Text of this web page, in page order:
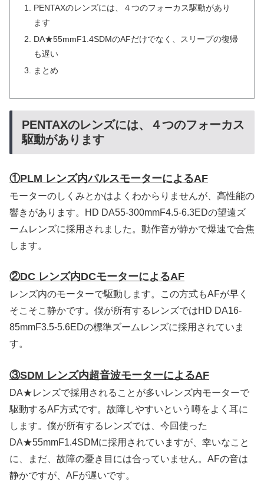
PENTAXのレンズには、４つのフォーカス駆動があり
ます
DA★55mmF1.4SDMのAFだけでなく、スリープの復帰
も遅い
まとめ
PENTAXのレンズには、４つのフォーカス
駆動があります
①PLM レンズ内パルスモーターによるAF
モーターのしくみとかはよくわからりませんが、高性能の
響きがあります。HD DA55-300mmF4.5-6.3EDの望遠ズ
ームレンズに採用されました。動作音が静かで爆速で合焦
します。
②DC レンズ内DCモーターによるAF
レンズ内のモーターで駆動します。この方式もAFが早く
そこそこ静かです。僕が所有するレンズではHD DA16-
85mmF3.5-5.6EDの標準ズームレンズに採用されていま
す。
③SDM レンズ内超音波モーターによるAF
DA★レンズで採用されることが多いレンズ内モーターで
駆動するAF方式です。故障しやすいという噂をよく耳に
します。僕が所有するレンズでは、今回使った
DA★55mmF1.4SDMに採用されていますが、幸いなこと
に、まだ、故障の憂き目には合っていません。AFの音は
静かですが、AFが遅いです。